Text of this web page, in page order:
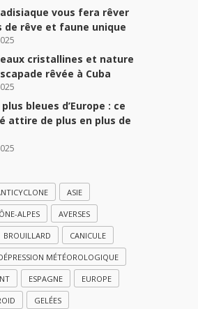
vous fera rêver
de rêve et faune unique
eaux cristallines et nature
rêvée à Cuba
bleues d’Europe : ce
attire de plus en plus de
ASIE
ALPES AVERSES
BROUILLARD CANICULE
MÉTÉOROLOGIQUE
ESPAGNE EUROPE
GELÉES